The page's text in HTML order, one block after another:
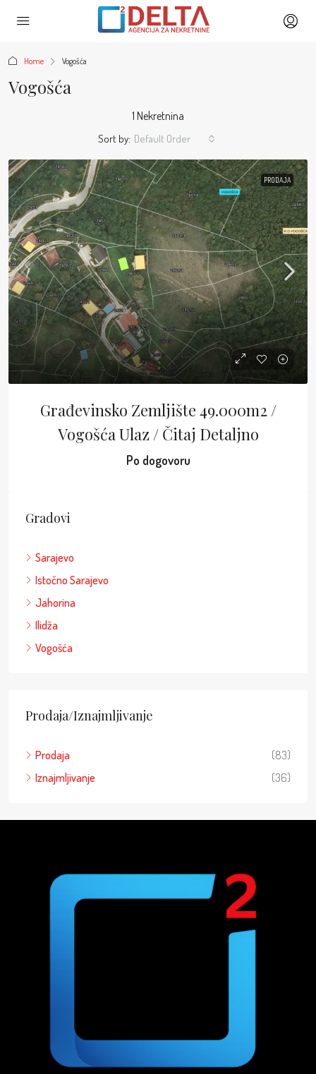
Home Vogošća
Vogošća
1 Nekretnina
Sort by: Default Order
PRODAJA
Građevinsko Zemljište 49.000m2 /
Vogošća Ulaz / Čitaj Detaljno
Po dogovoru
Gradovi
Sarajevo
Istočno Sarajevo
Jahorina
Ilidža
Vogošća
Prodaja/Iznajmljivanje
Prodaja
(83)
Iznajmljivanje
(36)